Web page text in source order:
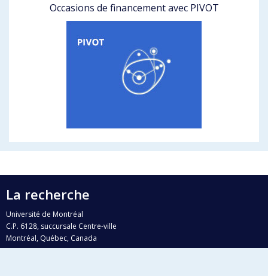
Occasions de financement avec PIVOT
La recherche
Université de Montréal
C.P. 6128, succursale Centre-ville
Montréal, Québec, Canada
H3C 3J7